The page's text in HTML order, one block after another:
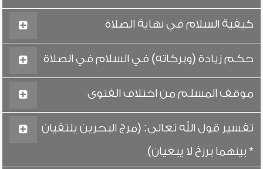
كيفية السلام في نهاية الصلاة
حكم زيادة (وبركاته) في السلام في الصلاة
موقف المسلم من اختلاف الفتوى
تفسير قول الله تعالى: (مرج البحرين يلتقيان
* بينهما برزخ لا يبغيان)